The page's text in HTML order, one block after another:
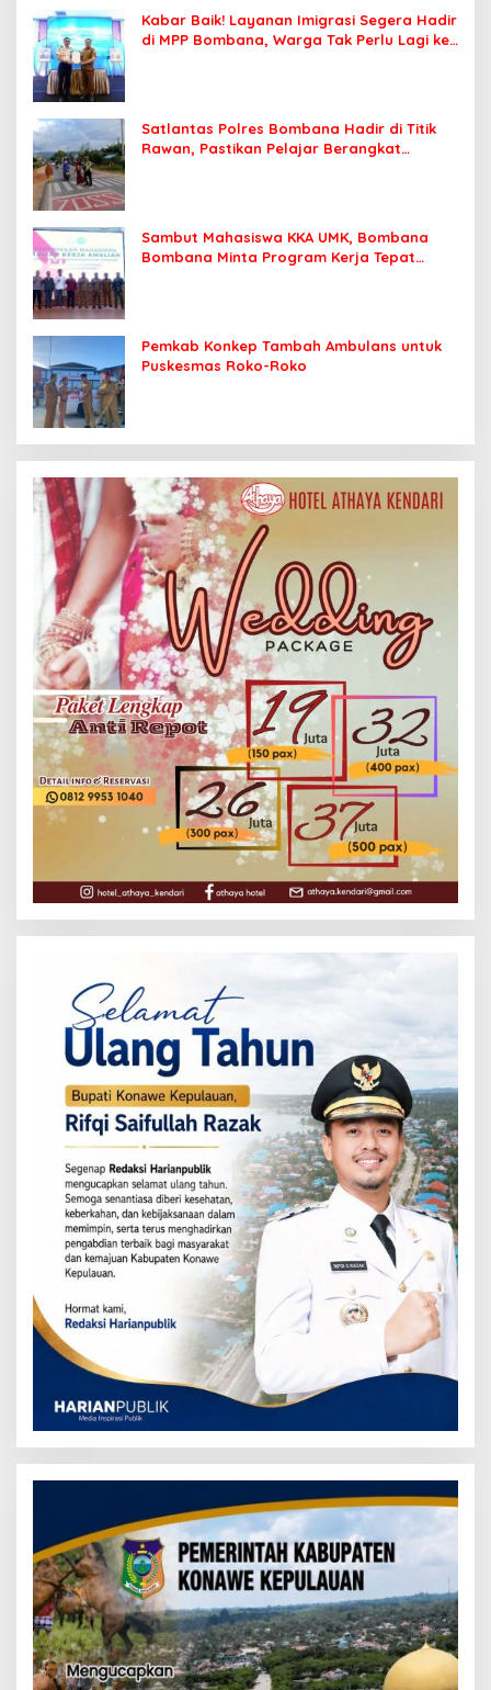
Kabar Baik! Layanan Imigrasi Segera Hadir
di MPP Bombana, Warga Tak Perlu Lagi ke
Satlantas Polres Bombana Hadir di Titik
Rawan, Pastikan Pelajar Berangkat
Sambut Mahasiswa KKA UMK, Bombana
Bombana Minta Program Kerja Tepat
Pemkab Konkep Tambah Ambulans untuk
Puskesmas Roko-Roko